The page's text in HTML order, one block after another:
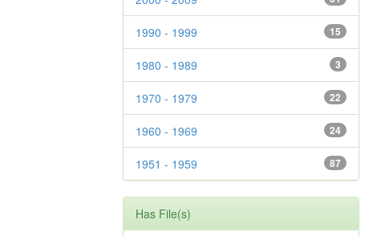
15
1990 - 1999
3
1980 - 1989
22
1970 - 1979
24
1960 - 1969
87
1951 - 1959
Has File(s)